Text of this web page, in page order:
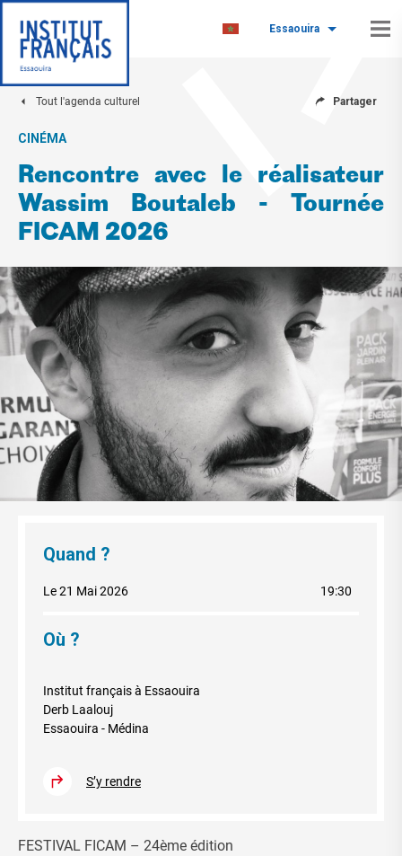
Essaouira
Tout l'agenda culturel Partager
CINÉMA
Rencontre avec le réalisateur
Wassim Boutaleb - Tournée
FICAM 2026
Quand ?
Le 21 Mai 2026 19:30
Où ?
Institut français à Essaouira
Derb Laalouj
Essaouira - Médina
S’y rendre
FESTIVAL FICAM – 24ème édition